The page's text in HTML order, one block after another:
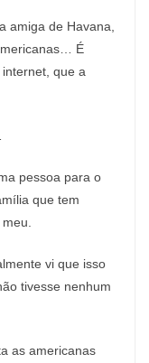
amiga de Havana,
É
que a
pessoa para o
que tem
vi que isso
tivesse nenhum
as americanas